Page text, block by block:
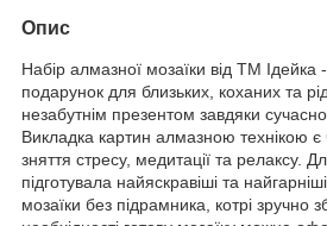
Опис
Набір алмазної мозаїки від ТМ
подарунок для близьких, коханих та
незабутнім презентом завдяки
Викладка картин алмазною технікою
зняття стресу, медитації та релаксу.
підготувала найяскравіші та
мозаїки без підрамника, котрі зручно